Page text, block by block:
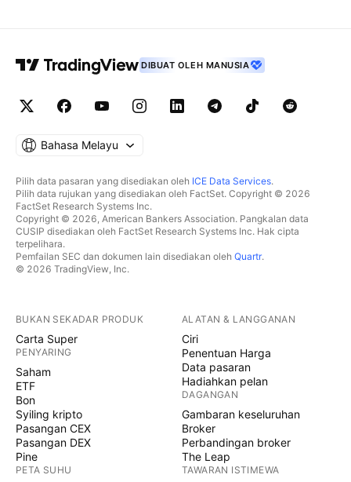
DIBUAT OLEH MANUSIA
Bahasa Melayu
Pilih data pasaran yang disediakan oleh ICE Data Services.
Pilih data rujukan yang disediakan oleh FactSet. Copyright © 2026
FactSet Research Systems Inc.
Copyright © 2026, American Bankers Association. Pangkalan data
CUSIP disediakan oleh FactSet Research Systems Inc. Hak cipta
terpelihara.
Pemfailan SEC dan dokumen lain disediakan oleh Quartr.
© 2026 TradingView, Inc.
BUKAN SEKADAR PRODUK
Carta Super
PENYARING
Saham
ETF
Bon
Syiling kripto
Pasangan CEX
Pasangan DEX
Pine
PETA SUHU
ALATAN & LANGGANAN
Ciri
Penentuan Harga
Data pasaran
Hadiahkan pelan
DAGANGAN
Gambaran keseluruhan
Broker
Perbandingan broker
The Leap
TAWARAN ISTIMEWA